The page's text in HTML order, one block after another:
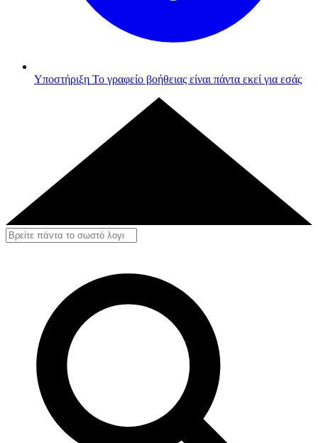
Υποστήριξη Το γραφείο βοήθειας είναι πάντα εκεί για εσάς